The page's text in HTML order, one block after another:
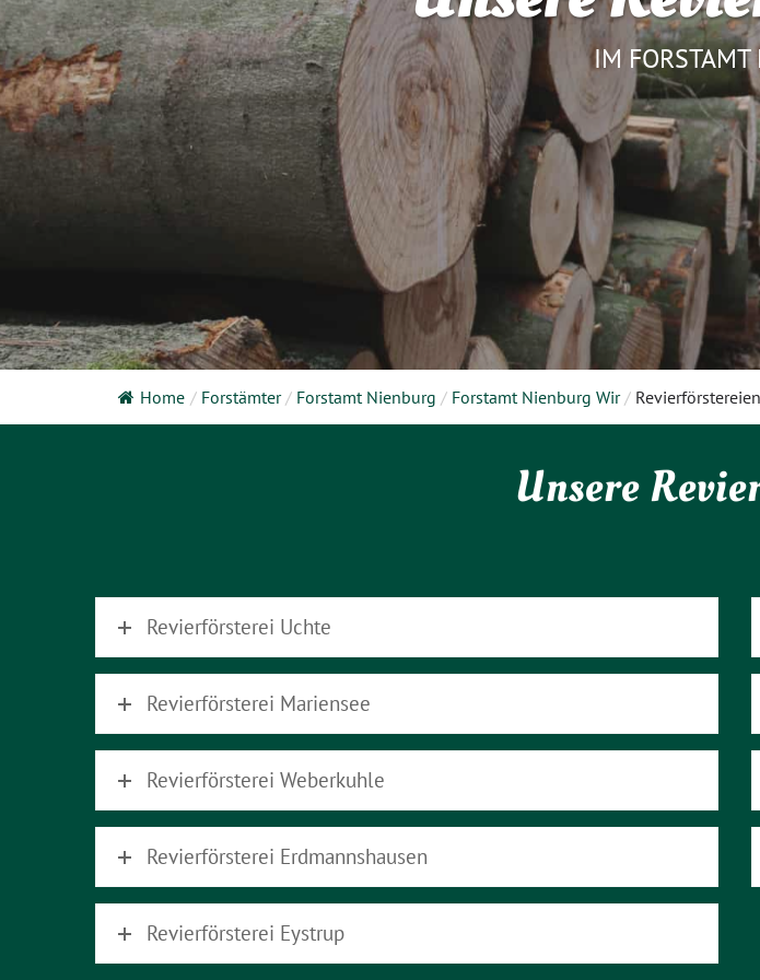
IM FORSTAMT
Home / Forstämter / Forstamt Nienburg / Forstamt Nienburg Wir /
Unsere
Revierförsterei Uchte
Revierförsterei Mariensee
Revierförsterei Weberkuhle
Revierförsterei Erdmannshausen
Revierförsterei Eystrup